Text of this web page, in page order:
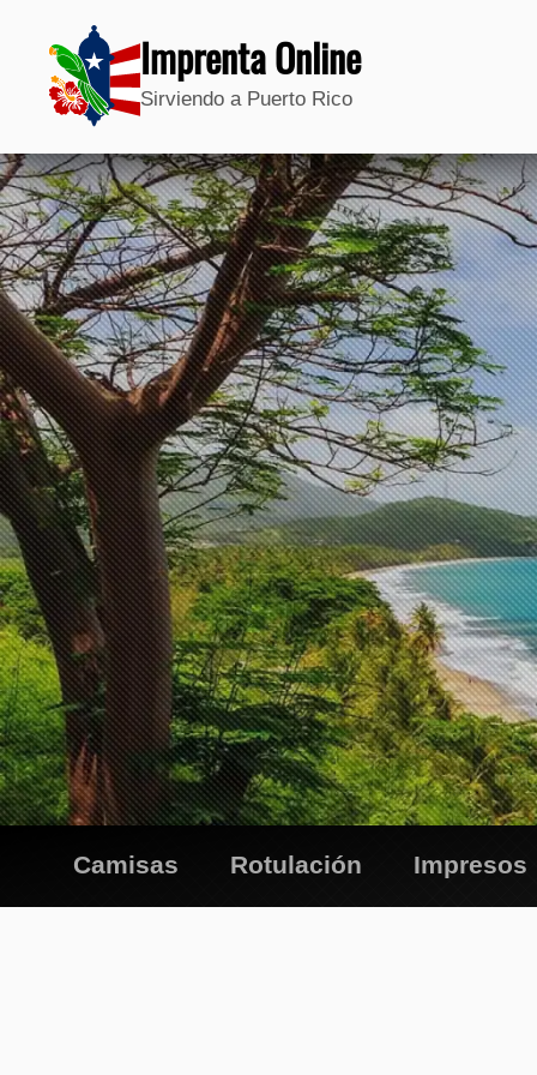
Imprenta Online
Sirviendo a Puerto Rico
Camisas Rotulación Impresos